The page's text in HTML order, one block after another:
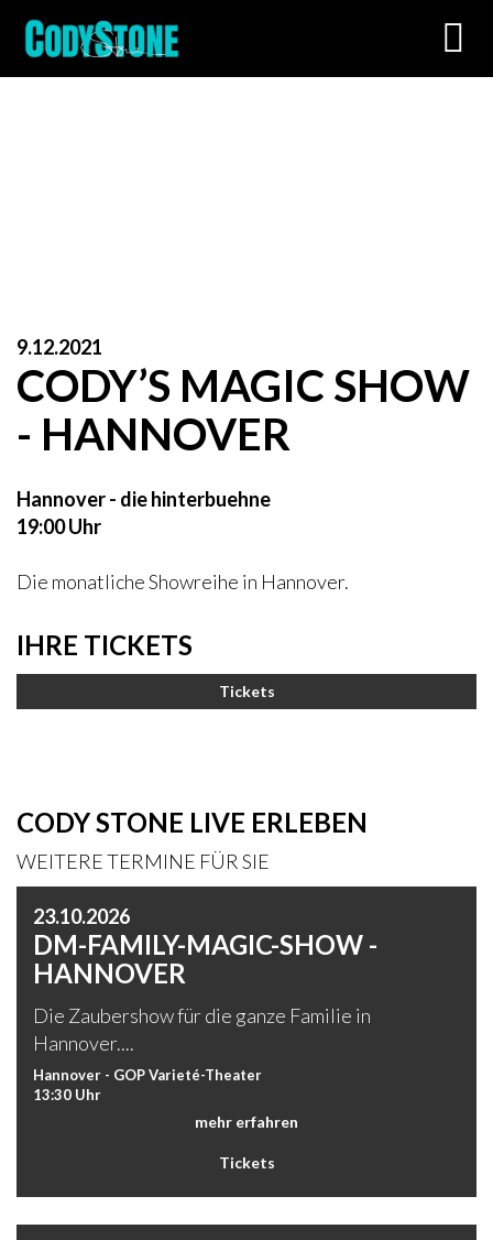
9.12.2021
CODY’S MAGIC SHOW
- HANNOVER
Hannover - die hinterbuehne
19:00 Uhr
Die monatliche Showreihe in Hannover.
IHRE TICKETS
Tickets
CODY STONE LIVE ERLEBEN
WEITERE TERMINE FÜR SIE
23.10.2026
DM-FAMILY-MAGIC-SHOW -
HANNOVER
Die Zaubershow für die ganze Familie in
Hannover....
Hannover - GOP Varieté-Theater
13:30 Uhr
mehr erfahren
Tickets